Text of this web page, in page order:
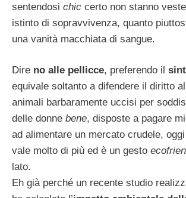
sentendosi chic certo non stanno
istinto di sopravvivenza, quanto
una vanità macchiata di sangue.
Dire no alle pellicce, preferendo il
equivale soltanto a difendere il diritto
animali barbaramente uccisi per
delle donne bene, disposte a pagare
ad alimentare un mercato crudele,
vale molto di più ed è un gesto
lato.
Eh già perché un recente studio